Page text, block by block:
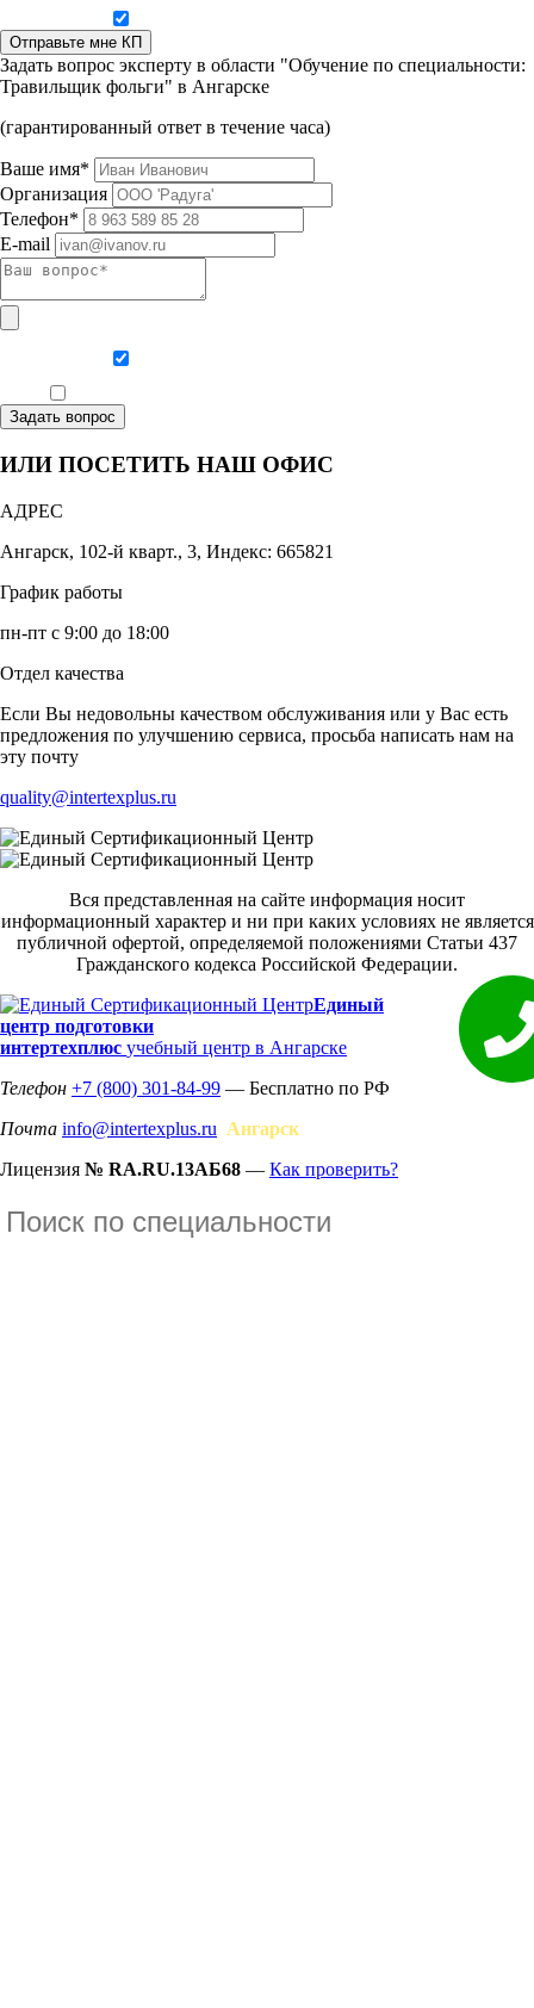
Отправьте мне КП
Задать вопрос эксперту в области "Обучение по специальности:
Травильщик фольги" в Ангарске
(гарантированный ответ в течение часа)
Ваше имя*
Организация
Телефон*
E-mail
Задать вопрос
ИЛИ ПОСЕТИТЬ НАШ ОФИС
АДРЕС
Ангарск, 102-й кварт., 3, Индекс: 665821
График работы
пн-пт с 9:00 до 18:00
Отдел качества
Если Вы недовольны качеством обслуживания или у Вас есть
предложения по улучшению сервиса, просьба написать нам на
эту почту
quality@intertexplus.ru
Вся представленная на сайте информация носит
информационный характер и ни при каких условиях не является
публичной офертой, определяемой положениями Статьи 437
Гражданского кодекса Российской Федерации.
Единый
центр подготовки
интертехплюс учебный центр в Ангарске
Телефон +7 (800) 301-84-99 — Бесплатно по РФ
Почта info@intertexplus.ru Ангарск
Лицензия № RA.RU.13АБ68 — Как проверить?